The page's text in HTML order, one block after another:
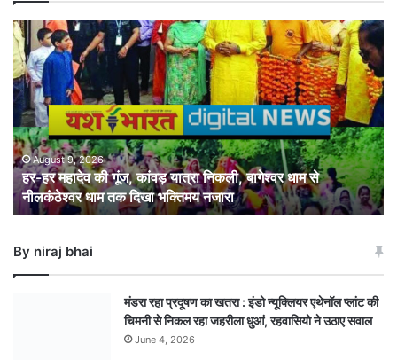
हर-
हर
महादेव
की
गूंज,
कांवड़
यात्रा
निकली,
बागेश्वर
धाम
से
धाम
August 9, 2026
हर-हर महादेव की गूंज, कांवड़ यात्रा निकली, बागेश्वर धाम से
नीलकंठेश्वर धाम तक दिखा भक्तिमय नजारा
By niraj bhai
मंडरा रहा प्रदूषण का खतरा : इंडो न्यूक्लियर एथेनॉल प्लांट की
चिमनी से निकल रहा जहरीला धुआं, रहवासियो ने उठाए सवाल
June 4, 2026